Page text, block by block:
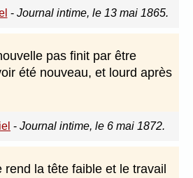
- Journal intime, le 13 mai 1865.
pas finit par être
été nouveau, et lourd après
- Journal intime, le 6 mai 1872.
la tête faible et le travail